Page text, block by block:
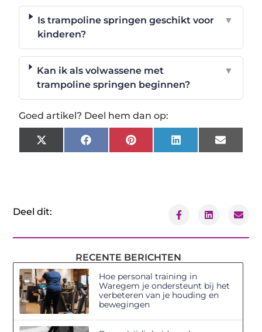
Is trampoline springen geschikt voor
kinderen?
▼
Kan ik als volwassene met
trampoline springen beginnen?
▼
Goed artikel? Deel hem dan op:
X
(Twitter)
FacebookPinterestLinkedInEmail
Deel dit:
RECENTE BERICHTEN
Hoe personal training in
Waregem je ondersteunt bij het
verbeteren van je houding en
bewegingen